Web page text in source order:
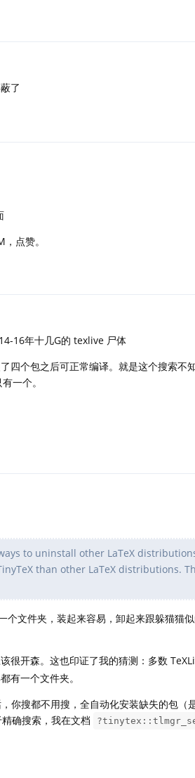
了
点赞。
16年十几G的 texlive 尸体
四个包之后可正常编译。就是这个搜索不
一个。
to uninstall other LaTeX
than other LaTeX distributions.
个文件夹，装起来容易，卸起来跟躲猫猫
很开森。这也印证了我的猜测：多数
有一个文件夹。
搜都不用搜，全自动化安装缺失的包（
精确搜索，我在文档